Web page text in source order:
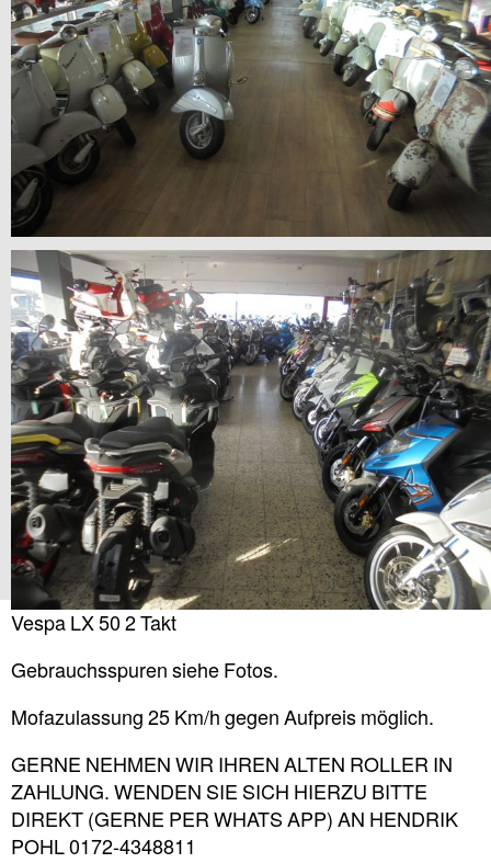
Vespa LX 50 2 Takt
Gebrauchsspuren siehe Fotos.
Mofazulassung 25 Km/h gegen Aufpreis möglich.
GERNE NEHMEN WIR IHREN ALTEN ROLLER IN
ZAHLUNG. WENDEN SIE SICH HIERZU BITTE
DIREKT (GERNE PER WHATS APP) AN HENDRIK
POHL 0172-4348811